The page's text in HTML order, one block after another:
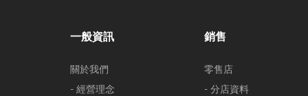
一般資訊
關於我們
- 經營理念
銷售
零售店
- 分店資料